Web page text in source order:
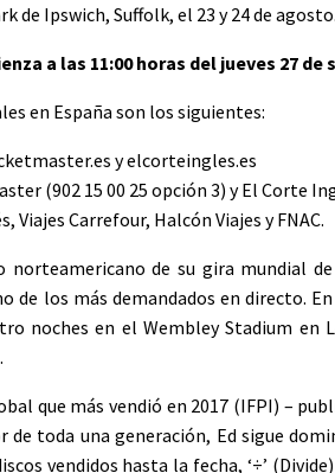
de Ipswich, Suffolk, el 23 y 24 de agosto.
a las 11:00 horas del jueves 27
en España son los siguientes:
y elcorteingles.es
(902 15 00 25 opción 3) y El Corte
Viajes Carrefour, Halcón Viajes y FNAC.
de su gira mundial
de los más demandados en directo.
noches en el Wembley Stadium
que más vendió en 2017 (IFPI) –
de toda una generación, Ed sigue
vendidos hasta la fecha, ‘÷’